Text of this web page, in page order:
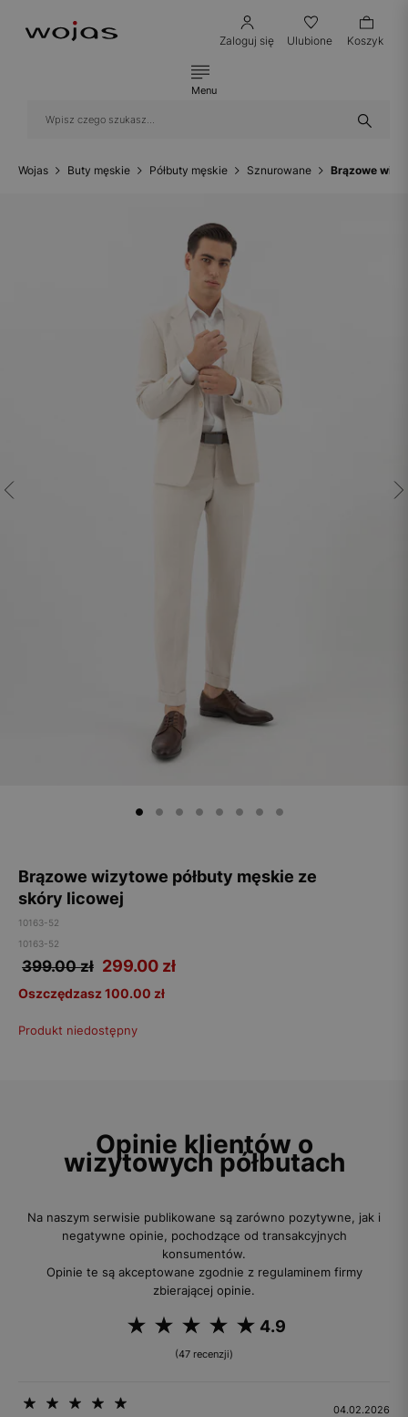
Zaloguj się Ulubione Koszyk
Menu
Wojas Buty męskie Półbuty męskie Sznurowane Brązowe
Brązowe wizytowe półbuty męskie ze
skóry licowej
10163-52
10163-52
399.00 zł 299.00 zł
Oszczędzasz 100.00 zł
Produkt niedostępny
Opinie klientów o
wizytowych półbutach
Na naszym serwisie publikowane są zarówno pozytywne, jak i
negatywne opinie, pochodzące od transakcyjnych
konsumentów.
Opinie te są akceptowane zgodnie z regulaminem firmy
zbierającej opinie.
4.9
(47 recenzji)
04.02.2026